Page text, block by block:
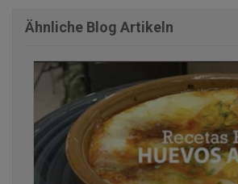
Ähnliche Blog Artikeln